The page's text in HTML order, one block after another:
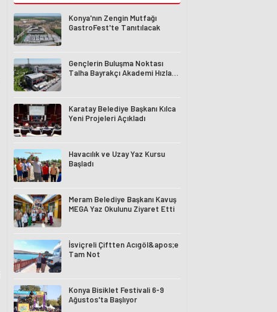
Konya'nın Zengin Mutfağı
GastroFest'te Tanıtılacak
Gençlerin Buluşma Noktası
Talha Bayrakçı Akademi Hızla
Karatay Belediye Başkanı Kılca
Yeni Projeleri Açıkladı
Havacılık ve Uzay Yaz Kursu
Başladı
Meram Belediye Başkanı Kavuş
MEGA Yaz Okulunu Ziyaret Etti
İsviçreli Çiftten Acıgöl&apos;e
Tam Not
Konya Bisiklet Festivali 6-9
Ağustos'ta Başlıyor